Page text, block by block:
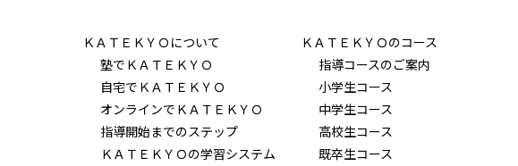
ＫＡＴＥＫＹＯについて
塾でＫＡＴＥＫＹＯ
自宅でＫＡＴＥＫＹＯ
オンラインでＫＡＴＥＫＹＯ
指導開始までのステップ
ＫＡＴＥＫＹＯの学習システム
ＫＡＴＥＫＹＯのコース
指導コースのご案内
小学生コース
中学生コース
高校生コース
既卒生コース